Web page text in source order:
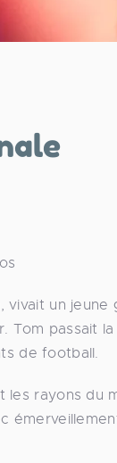
vivait un
Tom passait
de football.
les rayons du